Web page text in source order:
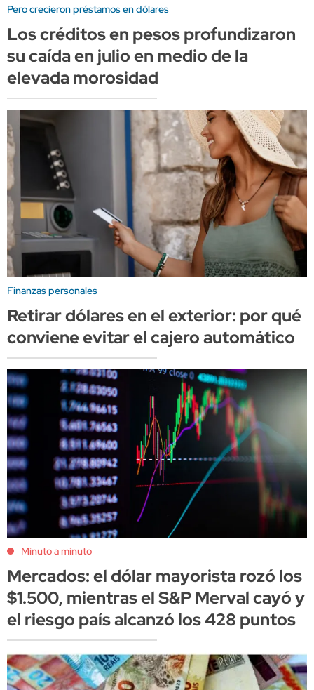
Pero crecieron préstamos en dólares
Los créditos en pesos profundizaron
su caída en julio en medio de la
elevada morosidad
Finanzas personales
Retirar dólares en el exterior: por qué
conviene evitar el cajero automático
Minuto a minuto
Mercados: el dólar mayorista rozó los
$1.500, mientras el S&P Merval cayó y
el riesgo país alcanzó los 428 puntos